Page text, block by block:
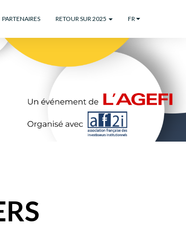
PARTENAIRES RETOUR SUR 2025 FR